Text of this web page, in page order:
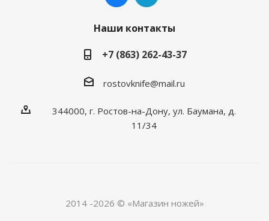
Наши контакты
+7 (863) 262-43-37
rostovknife@mail.ru
344000, г. Ростов-на-Дону, ул. Баумана, д.
11/34
2014 -2026 © «Магазин ножей»